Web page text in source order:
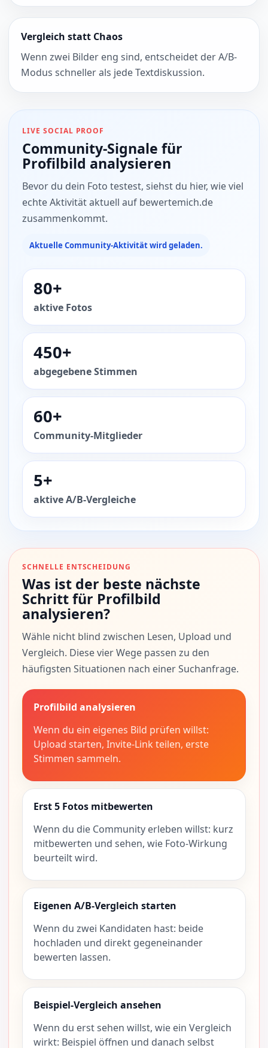
Vergleich statt Chaos
Wenn zwei Bilder eng sind, entscheidet der A/B-
Modus schneller als jede Textdiskussion.
LIVE SOCIAL PROOF
Community-Signale für
Profilbild analysieren
Bevor du dein Foto testest, siehst du hier, wie viel
echte Aktivität aktuell auf bewertemich.de
zusammenkommt.
Aktuelle Community-Aktivität wird geladen.
80+
aktive Fotos
450+
abgegebene Stimmen
60+
Community-Mitglieder
5+
aktive A/B-Vergleiche
SCHNELLE ENTSCHEIDUNG
Was ist der beste nächste
Schritt für Profilbild
analysieren?
Wähle nicht blind zwischen Lesen, Upload und
Vergleich. Diese vier Wege passen zu den
häufigsten Situationen nach einer Suchanfrage.
Profilbild analysieren
Wenn du ein eigenes Bild prüfen willst:
Upload starten, Invite-Link teilen, erste
Stimmen sammeln.
Erst 5 Fotos mitbewerten
Wenn du die Community erleben willst: kurz
mitbewerten und sehen, wie Foto-Wirkung
beurteilt wird.
Eigenen A/B-Vergleich starten
Wenn du zwei Kandidaten hast: beide
hochladen und direkt gegeneinander
bewerten lassen.
Beispiel-Vergleich ansehen
Wenn du erst sehen willst, wie ein Vergleich
wirkt: Beispiel öffnen und danach selbst